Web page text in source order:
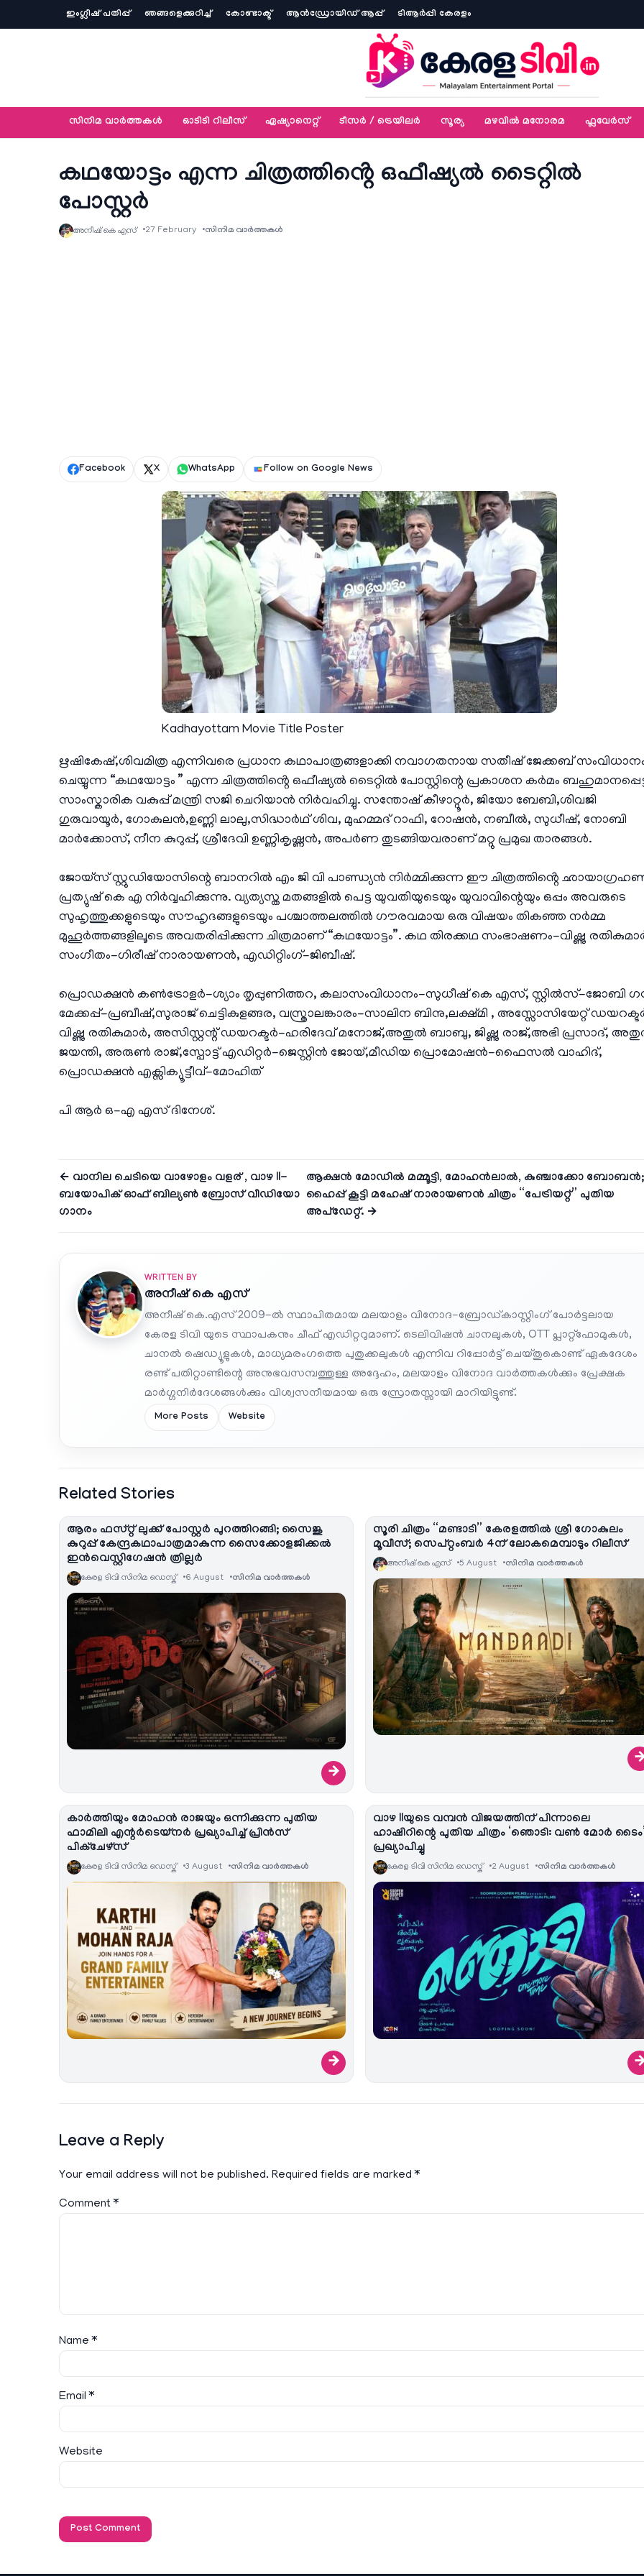
ഇംഗ്ലീഷ് പതിപ്പ് ഞങ്ങളെക്കുറിച്ച്‌ കോണ്ടാക്ട് ആൻഡ്രോയിഡ് ആപ്പ് ടിആര്‍പ്പി കേരളം
സിനിമ വാര്‍ത്തകള്‍ ഓടിടി റിലീസ് ഏഷ്യാനെറ്റ്‌ ടീസര്‍ / ട്രെയിലര്‍ സൂര്യ മഴവിൽ മനോരമ ഫ്ലവേര്‍സ്
കഥയോട്ടം എന്ന ചിത്രത്തിൻ്റെ ഒഫീഷ്യൽ ടൈറ്റിൽ
പോസ്റ്റർ
അനീഷ്‌ കെ എസ് 27 February സിനിമ വാര്‍ത്തകള്‍
Facebook X WhatsApp Follow on Google News
Kadhayottam Movie Title Poster
ഋഷികേഷ്,ശിവമിത്ര എന്നിവരെ പ്രധാന കഥാപാത്രങ്ങളാക്കി നവാഗതനായ സതീഷ് ജേക്കബ്
ചെയ്യുന്ന “കഥയോട്ടം ” എന്ന ചിത്രത്തിൻ്റെ ഒഫീഷ്യൽ ടൈറ്റിൽ പോസ്റ്റിന്റെ പ്രകാശന കർമം
സാംസ്കാരിക വകുപ്പ് മന്ത്രി സജി ചെറിയാൻ നിർവഹിച്ചു. സന്തോഷ്‌ കീഴാറ്റൂർ, ജിയോ ബേബി,ശിവജി
ഗുരുവായൂർ, ഗോകുലൻ,ഉണ്ണി ലാലു,സിദ്ധാർഥ് ശിവ, മുഹമ്മദ്‌ റാഫി, റോഷൻ, നബീൽ, സുധീഷ്, നോബി
മാർക്കോസ്, നീന കുറുപ്പ്, ശ്രീദേവി ഉണ്ണികൃഷ്ണൻ, അപർണ തുടങ്ങിയവരാണ് മറ്റു പ്രമുഖ താരങ്ങൾ.
ജോയ്‌സ് സ്റ്റുഡിയോസിന്റെ ബാനറിൽ എം ജി വി പാണ്ഡ്യൻ നിർമ്മിക്കുന്ന ഈ ചിത്രത്തിൻ്റെ
പ്രത്യുഷ് കെ എ നിർവ്വഹിക്കുന്നു. വ്യത്യസ്ത മതങ്ങളിൽ പെട്ട യുവതിയുടെയും യുവാവിന്റെയും ഒപ്പം അവരുടെ
സുഹൃത്തുക്കളുടെയും സൗഹൃദങ്ങളുടെയും പശ്ചാത്തലത്തിൽ ഗൗരവമായ ഒരു വിഷയം തികഞ്ഞ നർമ്മ
മുഹൂർത്തങ്ങളിലൂടെ അവതരിപ്പിക്കുന്ന ചിത്രമാണ് “കഥയോട്ടം”. കഥ തിരക്കഥ സംഭാഷണം-വിഷ്ണു
സംഗീതം-ഗിരീഷ് നാരായണൻ, എഡിറ്റിംഗ്-ജിബീഷ്.
പ്രൊഡക്ഷൻ കൺട്രോളർ-ശ്യാം തൃപ്പുണിത്തറ, കലാസംവിധാനം-സുധീഷ് കെ എസ്, സ്റ്റിൽസ്-ജോബി
മേക്കപ്പ്-പ്രബീഷ്,സുരാജ് ചെട്ടികുളങ്ങര, വസ്ത്രാലങ്കാരം-സാലിന ബിനു,ലക്ഷ്മി , അസ്സോസിയേറ്റ്
വിഷ്ണു രതികുമാർ, അസിസ്റ്റന്റ് ഡയറക്ടർ-ഹരിദേവ് മനോജ്,അതുൽ ബാബു, ജിഷ്ണു രാജ്,അഭി പ്രസാദ്,
ജയന്തി, അരുൺ രാജ്,സ്പോട്ട് എഡിറ്റർ-ജെസ്റ്റിൻ ജോയ്,മീഡിയ പ്രൊമോഷൻ-ഫൈസൽ വാഹിദ്,
പ്രൊഡക്ഷൻ എക്സിക്യൂട്ടീവ്-മോഹിത്
പി ആർ ഒ-എ എസ് ദിനേശ്.
← വാനില ചെടിയെ വാഴോളം വളര് , വാഴ II-
ബയോപിക് ഓഫ് ബില്യണ്‍ ബ്രോസ് വീഡിയോ
ഗാനം
ആക്ഷൻ മോഡിൽ മമ്മൂട്ടി, മോഹൻലാൽ, കുഞ്ചാക്കോ ബോബൻ;
ഹൈപ്പ് കൂട്ടി മഹേഷ് നാരായണൻ ചിത്രം “പേട്രിയറ്റ്” പുതിയ
അപ്ഡേറ്റ്. →
WRITTEN BY
അനീഷ്‌ കെ എസ്
അനീഷ് കെ.എസ് 2009-ൽ സ്ഥാപിതമായ മലയാളം വിനോദ-ബ്രോഡ്കാസ്റ്റിംഗ് പോർട്ടലായ
കേരള ടിവി യുടെ സ്ഥാപകനും ചീഫ് എഡിറ്ററുമാണ്. ടെലിവിഷൻ ചാനലുകൾ, OTT പ്ലാറ്റ്‌ഫോമുകൾ,
ചാനൽ ഷെഡ്യൂളുകൾ, മാധ്യമരംഗത്തെ പുതുക്കലുകൾ എന്നിവ റിപ്പോർട്ട് ചെയ്തുകൊണ്ട് ഏകദേശം
രണ്ട് പതിറ്റാണ്ടിന്റെ അനുഭവസമ്പത്തുള്ള അദ്ദേഹം, മലയാളം വിനോദ വാർത്തകൾക്കും പ്രേക്ഷക
മാർഗ്ഗനിർദേശങ്ങൾക്കും വിശ്വസനീയമായ ഒരു സ്രോതസ്സായി മാറിയിട്ടുണ്ട്.
More Posts Website
Related Stories
ആരം ഫസ്റ്റ് ലുക്ക് പോസ്റ്റർ പുറത്തിറങ്ങി; സൈജു
കുറുപ്പ് കേന്ദ്രകഥാപാത്രമാകുന്ന സൈക്കോളജിക്കൽ
ഇൻവെസ്റ്റിഗേഷൻ ത്രില്ലർ
കേരള ടിവി സിനിമ ഡെസ്ക് 6 August സിനിമ വാര്‍ത്തകള്‍
→
സൂരി ചിത്രം “മണ്ടാടി” കേരളത്തിൽ ശ്രീ ഗോകുലം
മൂവീസ്; സെപ്റ്റംബർ 4ന് ലോകമെമ്പാടും റിലീസ്
അനീഷ്‌ കെ എസ് 5 August സിനിമ വാര്‍ത്തകള്‍
കാർത്തിയും മോഹൻ രാജയും ഒന്നിക്കുന്ന പുതിയ
ഫാമിലി എന്റർടെയ്‌നർ പ്രഖ്യാപിച്ച് പ്രിൻസ്
പിക്ചേഴ്സ്
കേരള ടിവി സിനിമ ഡെസ്ക് 3 August സിനിമ വാര്‍ത്തകള്‍
→
വാഴ IIയുടെ വമ്പൻ വിജയത്തിന് പിന്നാലെ
ഹാഷിറിന്റെ പുതിയ ചിത്രം ‘ഞൊടി: വൺ മോർ
പ്രഖ്യാപിച്ചു
കേരള ടിവി സിനിമ ഡെസ്ക് 2 August സിനിമ വാര്‍ത്തകള്‍
Leave a Reply
Your email address will not be published. Required fields are marked*
Comment*
Name*
Email*
Website